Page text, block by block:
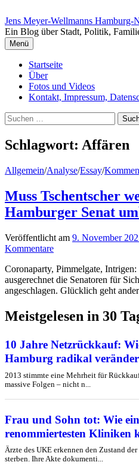
zum
Inhalt
Jens Meyer-Wellmanns Hamburg-
Ein Blog über Stadt, Politik,
Menü
Startseite
Über
Fotos und Videos
Kontakt, Impressum,
Suchen
nach:
Schlagwort: Affären
Allgemein/Analyse/Essay/
Muss Tschentscher
Hamburger Senat
Veröffentlicht am 9. November
Kommentare
Coronaparty, Pimmelgate,
ausgerechnet die Senatoren für
angeschlagen. Glücklich geht
Meistgelesen in 30
10 Jahre Netzrückkauf:
Hamburg radikal
2013 stimmte eine Mehrheit für
massive Folgen – nicht n...
Frau und Sohn tot: Wie
renommiertesten Kliniken
Ärzte des UKE erkennen den Zustand
sterben. Ihre Akte dokumenti...